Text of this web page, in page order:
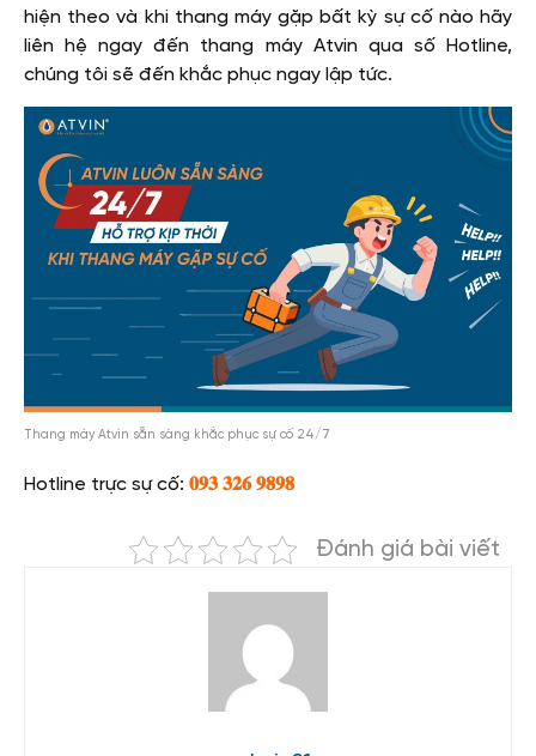
hiện theo và khi thang máy gặp bất kỳ sự cố nào hãy
liên hệ ngay đến thang máy Atvin qua số Hotline,
chúng tôi sẽ đến khắc phục ngay lập tức.
Thang máy Atvin sẵn sàng khắc phục sự cố 24/7
Hotline trực sự cố: 𝟎𝟗𝟑 𝟑𝟐𝟔 𝟗𝟖𝟗𝟖
Đánh giá bài viết